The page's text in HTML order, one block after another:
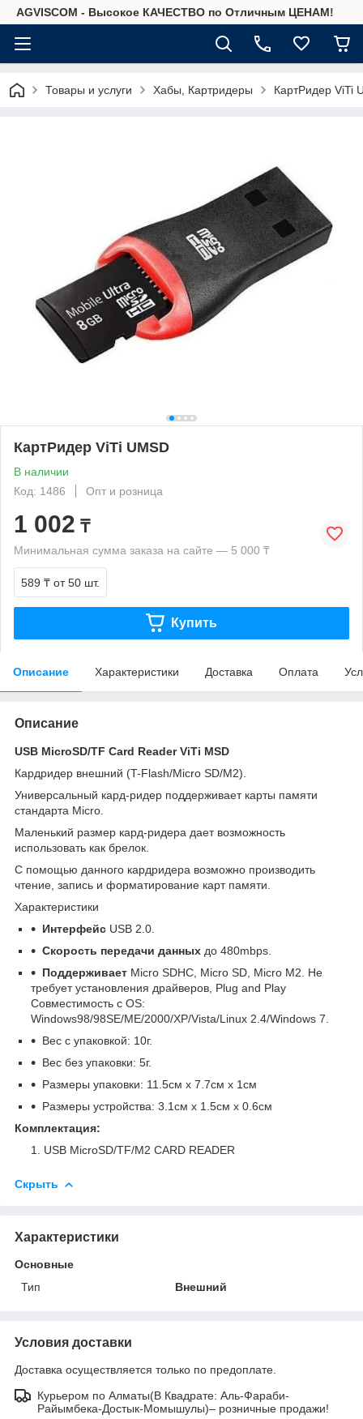
AGVISCOM - Высокое КАЧЕСТВО по Отличным ЦЕНАМ!
Товары и услуги Хабы, Картридеры КартРидер ViTi
КартРидер ViTi UMSD
В наличии
Код: 1486
Опт и розница
1 002 ₸
Минимальная сумма заказа на сайте — 5 000 ₸
589 ₸ от 50 шт.
Купить
Описание Характеристики Доставка Оплата
Описание
USB MicroSD/TF Card Reader ViTi MSD
Кардридер внешний (T-Flash/Micro SD/M2).
Универсальный кард-ридер поддерживает карты памяти
стандарта Micro
Маленький размер кард-ридера дает возможность
использовать как брелок.
С помощью данного кардридера возможно производить
чтение, запись и форматирование карт памяти.
Характеристики
Интерфейс USB 2.0.
Скорость передачи данных до 480mbps
Поддерживает Micro SDHC Micro SD Micro M2. Не
требует установления драйверов, Plug and Play
Совместимость с OS:
Windows98/98SE/ME/2000/XP/Vista/Linux 2.4/Windows 7.
Вес с упаковкой: 10г.
Вес без упаковки: 5г.
Размеры упаковки: 11.5см х 7.7см х 1см
Размеры устройства: 3.1см х 1.5см х 0.6см
Комплектация:
USB MicroSD/TF/M2 CARD READER
Скрыть
Характеристики
Основные
Тип
Внешний
Условия доставки
Доставка осуществляется только по предоплате.
Курьером по Алматы(В Квадрате: Аль-Фараби-
Райымбека-Достык-Момышулы)– розничные продажи!